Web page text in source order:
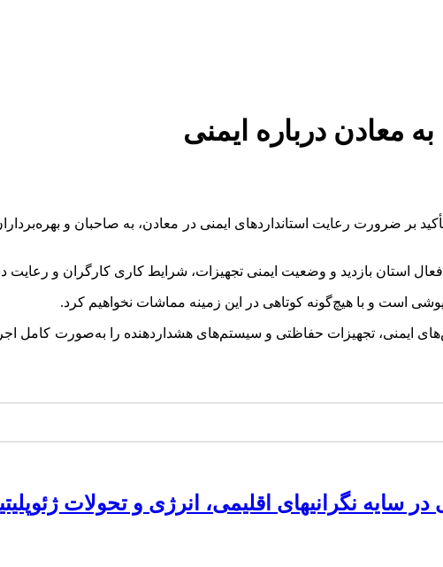
درباره ایمنی
بر ضرورت رعایت استانداردهای ایمنی در معادن، به صاحبان و
استان بازدید و وضعیت ایمنی تجهیزات، شرایط کاری کارگران و رعایت
است و با هیچ‌گونه کوتاهی در این زمینه مماشات نخواهیم کرد.
ایمنی، تجهیزات حفاظتی و سیستم‌های هشداردهنده را به‌صورت کامل
نگرانیهای اقلیمی، انرژی و تحولات